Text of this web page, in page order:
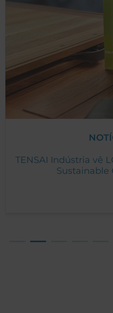
TENSAI Indústria vê
Sustainable